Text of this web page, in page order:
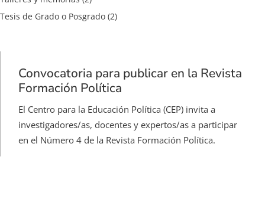
Tesis de Grado o Posgrado (2)
Convocatoria para publicar en la Revista
Formación Política
El Centro para la Educación Política (CEP) invita a
investigadores/as, docentes y expertos/as a participar
en el Número 4 de la Revista Formación Política.